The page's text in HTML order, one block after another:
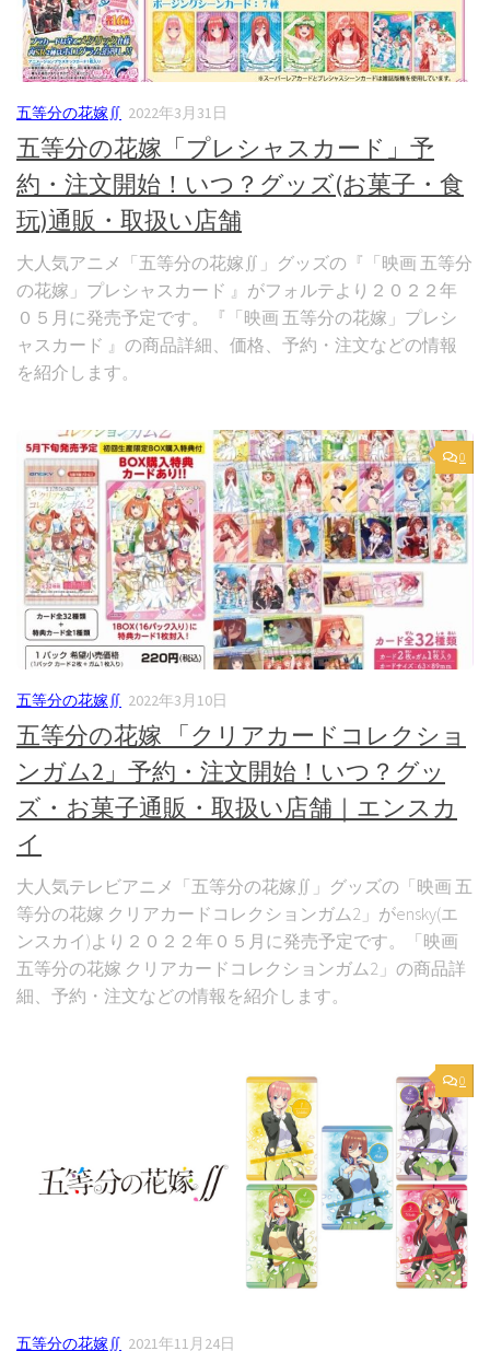
五等分の花嫁∬ 2022年3月31日
五等分の花嫁「プレシャスカード」予
約・注文開始！いつ？グッズ(お菓子・食
玩)通販・取扱い店舗
大人気アニメ「五等分の花嫁∬」グッズの『「映画 五等分
の花嫁」プレシャスカード 』がフォルテより２０２２年
０５月に発売予定です。『「映画 五等分の花嫁」プレシ
ャスカード 』の商品詳細、価格、予約・注文などの情報
を紹介します。
0
五等分の花嫁∬ 2022年3月10日
五等分の花嫁 「クリアカードコレクショ
ンガム2」予約・注文開始！いつ？グッ
ズ・お菓子通販・取扱い店舗｜エンスカ
イ
大人気テレビアニメ「五等分の花嫁∬」グッズの「映画 五
等分の花嫁 クリアカードコレクションガム2」がensky(エ
ンスカイ)より２０２２年０５月に発売予定です。「映画
五等分の花嫁 クリアカードコレクションガム2」の商品詳
細、予約・注文などの情報を紹介します。
0
五等分の花嫁∬ 2021年11月24日